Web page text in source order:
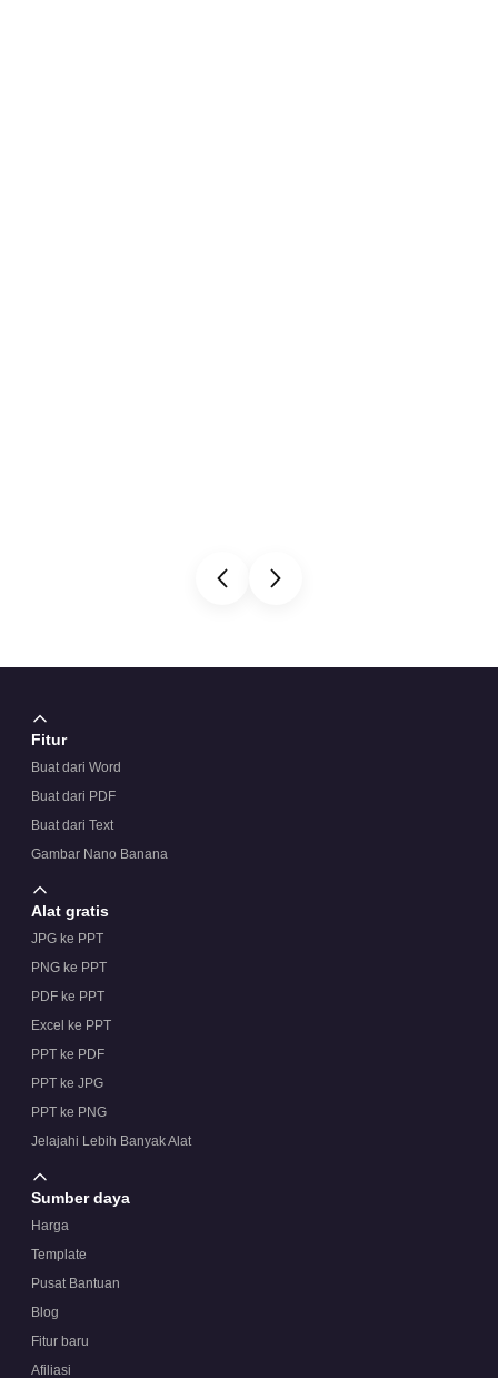
Fitur
Buat dari Word
Buat dari PDF
Buat dari Text
Gambar Nano Banana
Alat gratis
JPG ke PPT
PNG ke PPT
PDF ke PPT
Excel ke PPT
PPT ke PDF
PPT ke JPG
PPT ke PNG
Jelajahi Lebih Banyak Alat
Sumber daya
Harga
Template
Pusat Bantuan
Blog
Fitur baru
Afiliasi